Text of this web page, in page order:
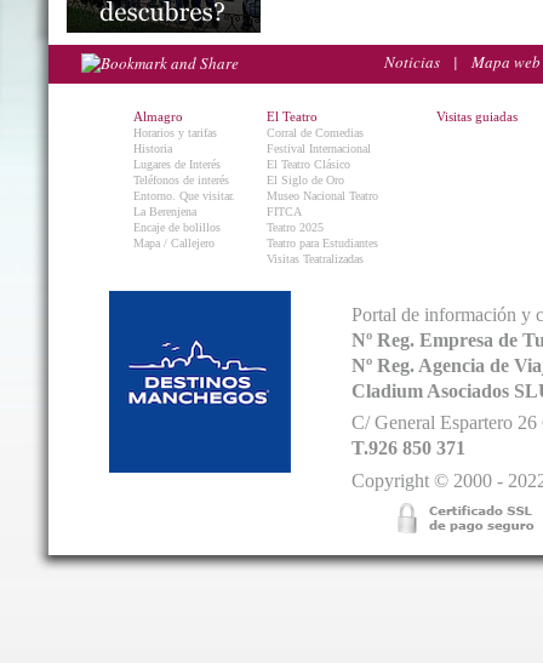
Noticias | Mapa web
Almagro
Horarios y tarifas
Historia
Lugares de Interés
Teléfonos de interés
Entorno. Que visitar.
La Berenjena
Encaje de bolillos
Mapa / Callejero
El Teatro
Corral de Comedias
Festival Internacional
El Teatro Clásico
El Siglo de Oro
Museo Nacional Teatro
FITCA
Teatro 2025
Teatro para Estudiantes
Visitas Teatralizadas
Visitas guiadas
Portal de información y
Nº Reg. Empresa de
Nº Reg. Agencia de
Cladium Asociados
C/ General Espartero
T.926 850 371
Copyright © 2000 -